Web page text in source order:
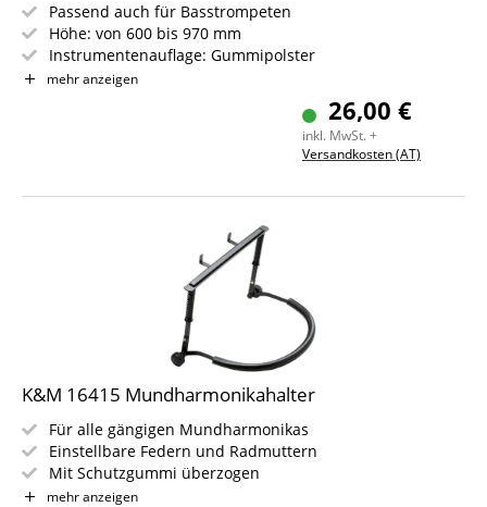
Passend auch für Basstrompeten
Höhe: von 600 bis 970 mm
Instrumentenauflage: Gummipolster
Ausführung: schwarz
mehr anzeigen
26,00 €
inkl. MwSt. +
Versandkosten (AT)
K&M 16415 Mundharmonikahalter
Für alle gängigen Mundharmonikas
Einstellbare Federn und Radmuttern
Mit Schutzgummi überzogen
Gewicht: 0,3 kg
mehr anzeigen